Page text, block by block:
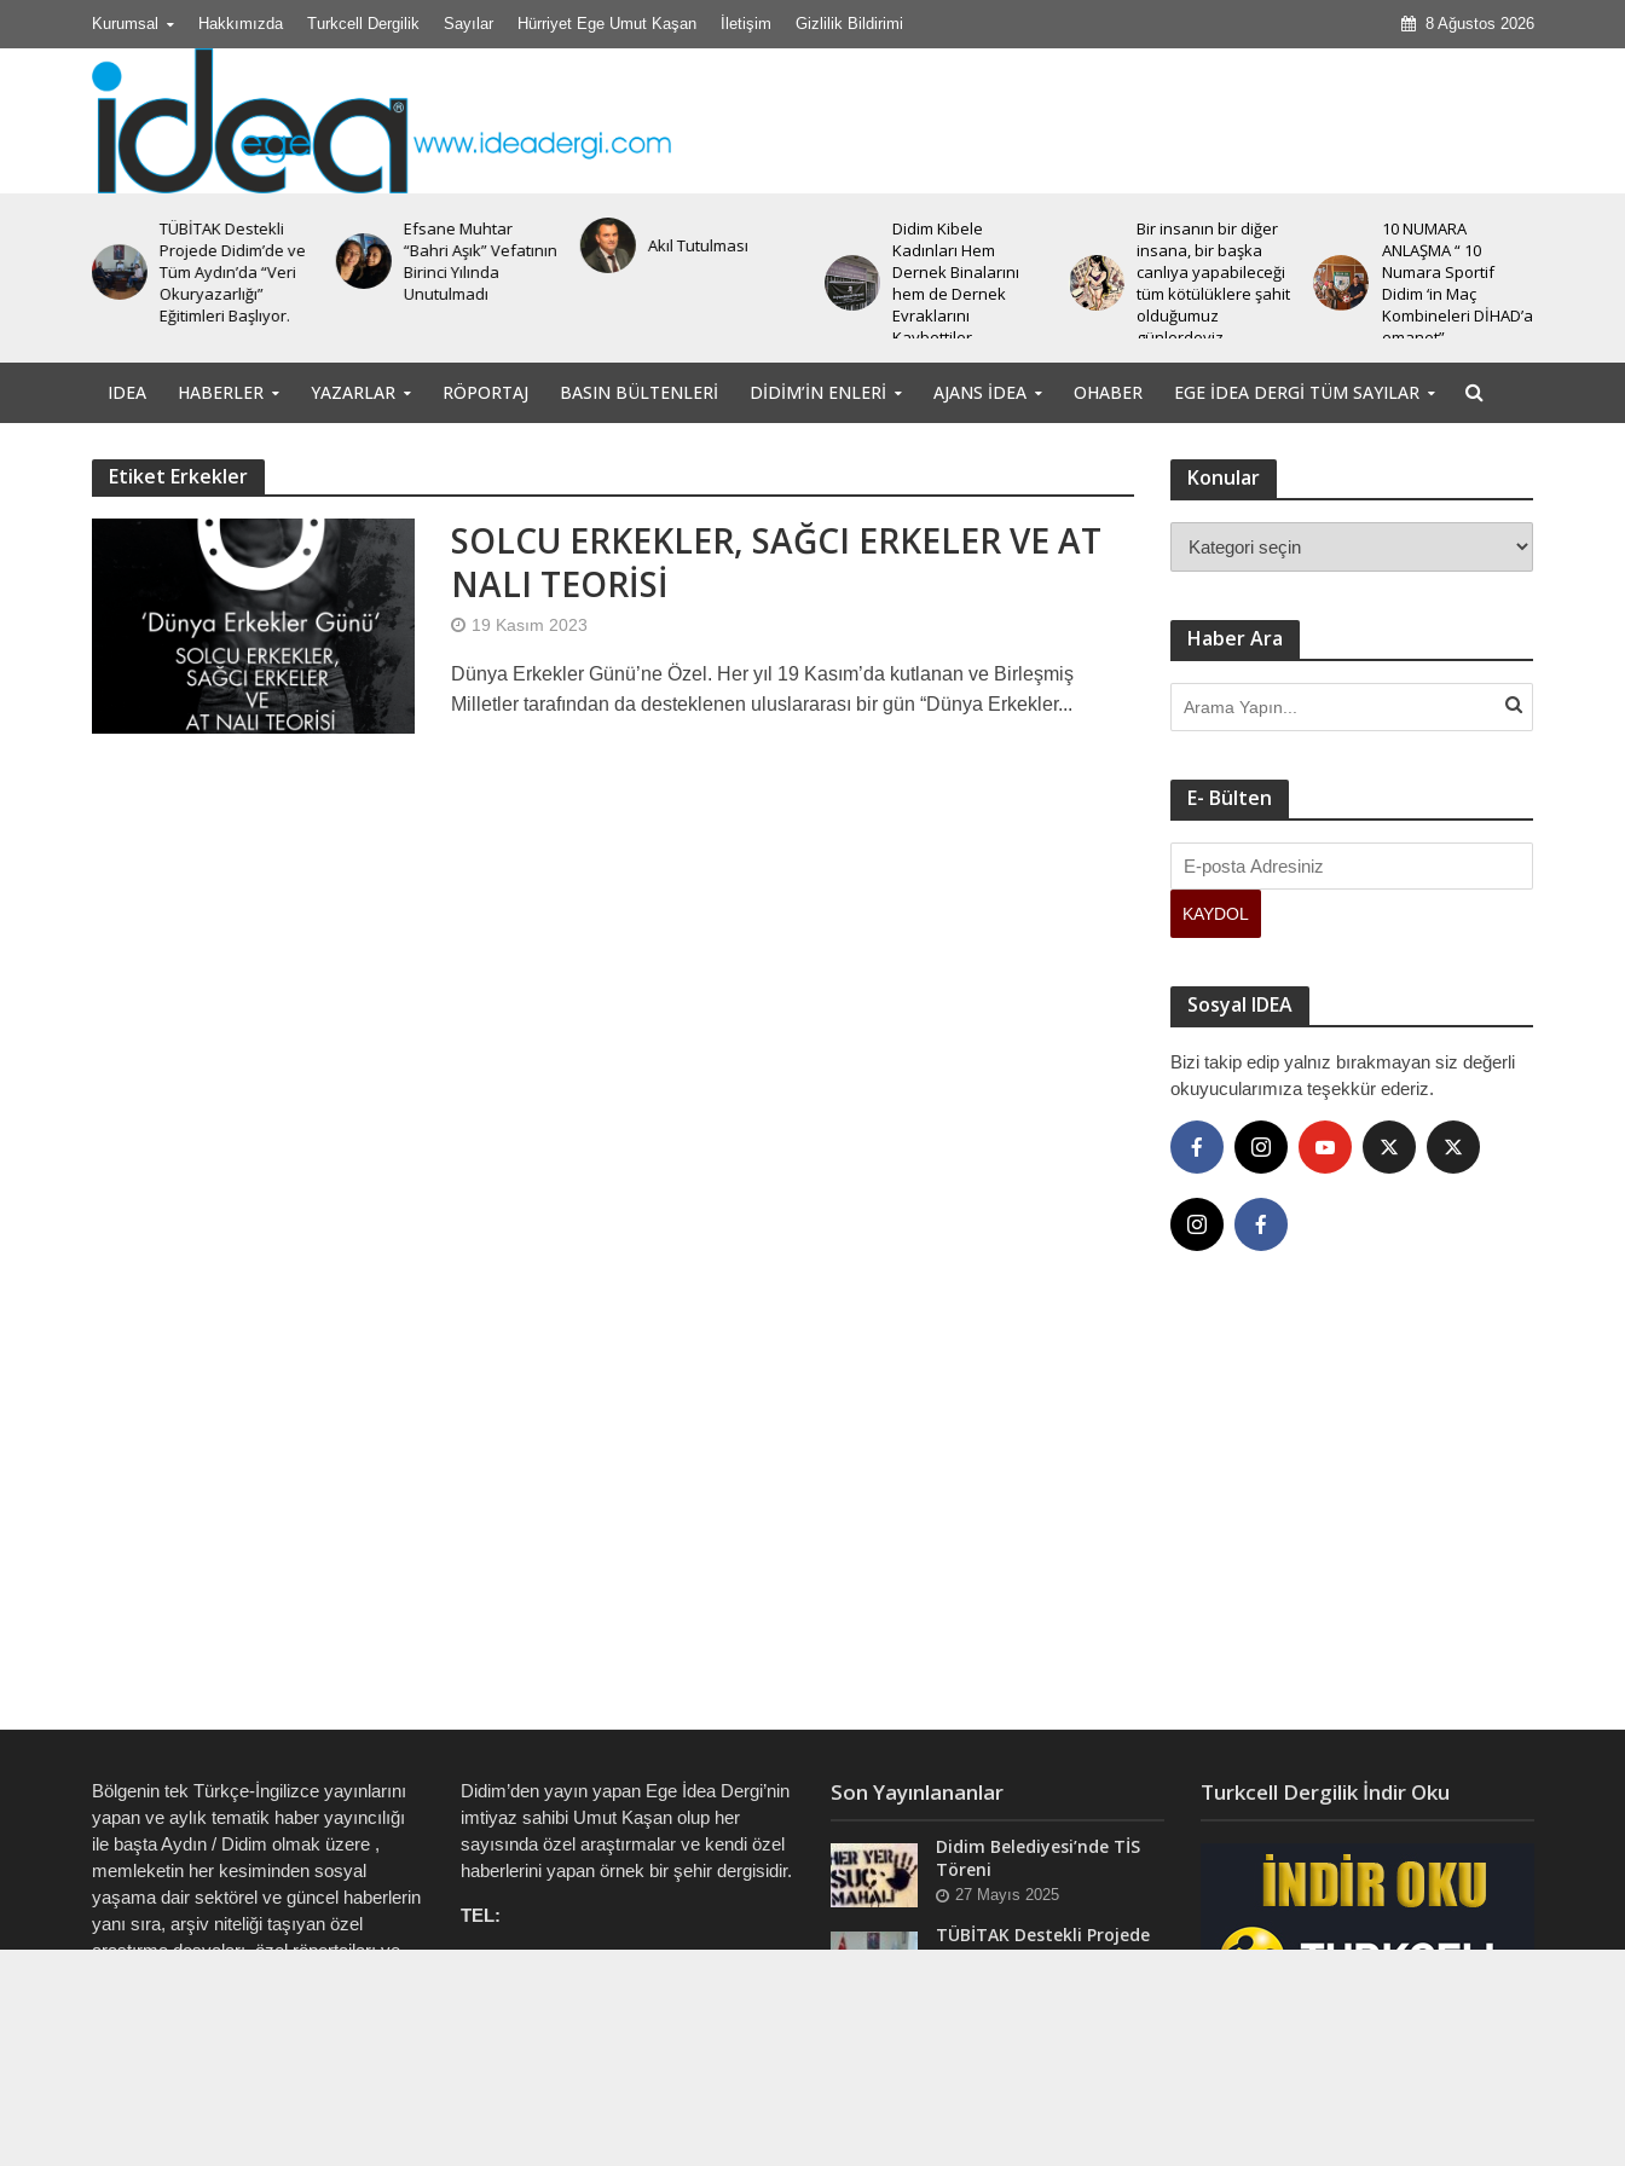
Kurumsal Hakkımızda Turkcell Dergilik Sayılar Hürriyet Ege Umut Kaşan İletişim Gizlilik Bildirimi 8 Ağustos 2026
TÜBİTAK Destekli
Projede Didim’de ve
Tüm Aydın’da “Veri
Okuryazarlığı”
Eğitimleri Başlıyor.
Efsane Muhtar
“Bahri Aşık” Vefatının
Birinci Yılında
Unutulmadı
Akıl Tutulması
Didim Kibele
Kadınları Hem
Dernek Binalarını
hem de Dernek
Evraklarını
Kaybettiler.
Bir insanın bir diğer
insana, bir başka
canlıya yapabileceği
tüm kötülüklere şahit
olduğumuz
günlerdeyiz.
10 NUMARA
ANLAŞMA “ 10
Numara Sportif
Didim ‘in Maç
Kombineleri DİHAD’a
emanet”
IDEA HABERLER YAZARLAR RÖPORTAJ BASIN BÜLTENLERI DIDIM’IN ENLERI AJANS İDEA OHABER EGE İDEA DERGI TÜM SAYILAR
Etiket Erkekler
SOLCU ERKEKLER, SAĞCI ERKELER VE AT
NALI TEORİSİ
19 Kasım 2023
Dünya Erkekler Günü’ne Özel. Her yıl 19 Kasım’da kutlanan ve Birleşmiş
Milletler tarafından da desteklenen uluslararası bir gün “Dünya Erkekler...
Konular
Haber Ara
E- Bülten
Sosyal IDEA
Bizi takip edip yalnız bırakmayan siz değerli
okuyucularımıza teşekkür ederiz.
Bölgenin tek Türkçe-İngilizce yayınlarını
yapan ve aylık tematik haber yayıncılığı
ile başta Aydın / Didim olmak üzere ,
memleketin her kesiminden sosyal
yaşama dair sektörel ve güncel haberlerin
yanı sıra, arşiv niteliği taşıyan özel
araştırma dosyaları, özel röportajları ve
Didim’den yayın yapan Ege İdea Dergi’nin
imtiyaz sahibi Umut Kaşan olup her
sayısında özel araştırmalar ve kendi özel
haberlerini yapan örnek bir şehir dergisidir.
TEL:
Son Yayınlananlar
Didim Belediyesi’nde TİS
Töreni
27 Mayıs 2025
TÜBİTAK Destekli Projede
Didim’de ve Tüm Aydın’da
Turkcell Dergilik İndir Oku